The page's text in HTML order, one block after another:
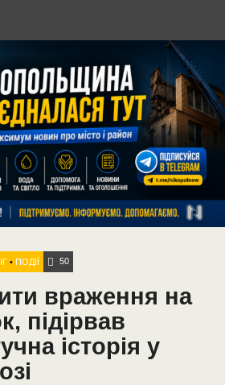
•ПОДІЇ 50
враження на
підірвав
історія у